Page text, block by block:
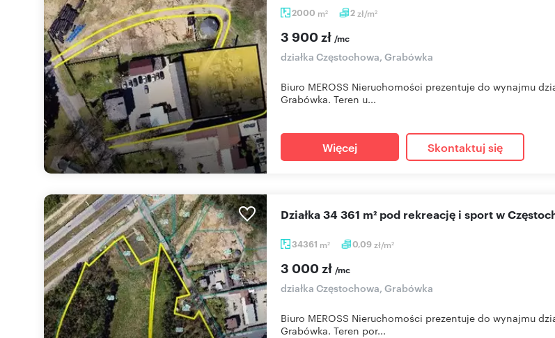
2000 m2 2zł/m2
3 900 zł /mc
działka Częstochowa, Grabówka
Biuro MEROSS Nieruchomości prezentuje do wynajmu
Grabówka. Teren u...
Więcej Skontaktuj się
34361 m2 0,09zł/m2
Działka 34 361 m² pod rekreację i sport w
3 000 zł /mc
działka Częstochowa, Grabówka
Biuro MEROSS Nieruchomości prezentuje do wynajmu
Grabówka. Teren por...